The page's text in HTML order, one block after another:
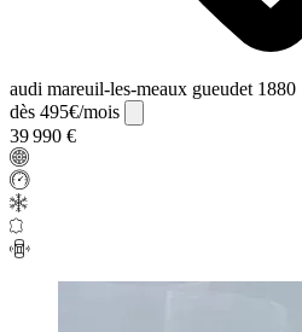
audi mareuil-les-meaux gueudet 1880
dès 495€/mois
39 990 €